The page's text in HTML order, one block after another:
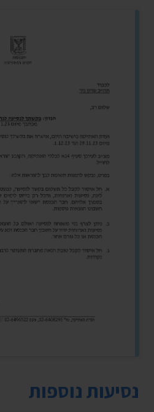
נסיעות נוספות